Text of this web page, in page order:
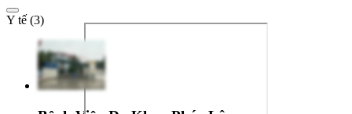
Y tế (3)